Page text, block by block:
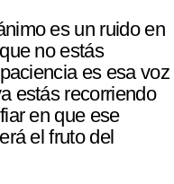
es un ruido en
no estás
es esa voz
estás recorriendo
en que ese
el fruto del